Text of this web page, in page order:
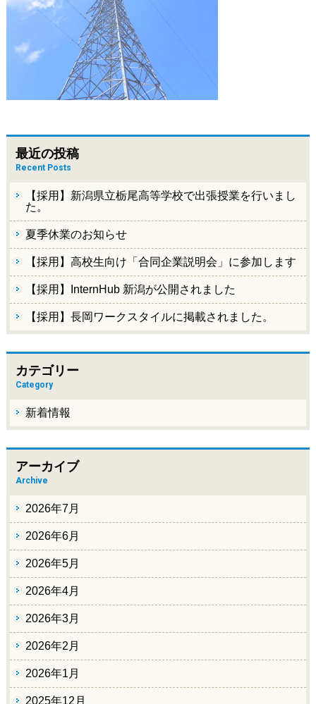
最近の投稿
Recent Posts
【採用】新潟県立栃尾高等学校で出張授業を行いまし
た。
夏季休業のお知らせ
【採用】高校生向け「合同企業説明会」に参加します
【採用】InternHub 新潟が公開されました
【採用】長岡ワークスタイルに掲載されました。
カテゴリー
Category
新着情報
アーカイブ
Archive
2026年7月
2026年6月
2026年5月
2026年4月
2026年3月
2026年2月
2026年1月
2025年12月